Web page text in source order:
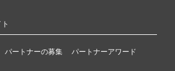
パートナーの募集 パートナーアワード